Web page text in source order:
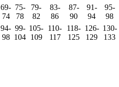
69-
74
75-
78
79-
82
83-
86
87-
90
91-
94
95-
98
94-
98
99-
104
105-
109
110-
117
118-
125
126-
129
130-
133